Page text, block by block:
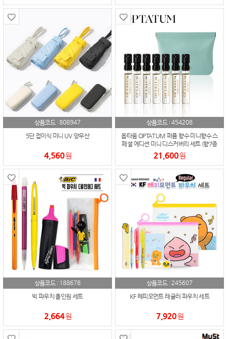
상품코드 :808947
5단 접이식 미니 UV 양우산
4,560원
상품코드 :454208
옵타움 OPTATUM 퍼퓸 향수 미니향수 스
페셜 에디션 미니 디스커버리 세트 (향7종
+파우치증정)
21,600원
상품코드 : 188678
빅 파우치 올인원 세트
2,664원
상품코드 :245607
KF 해피모먼트 레귤러 파우치 세트
7,920원